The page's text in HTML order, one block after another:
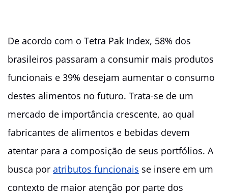
De acordo com o Tetra Pak Index, 58% dos
brasileiros passaram a consumir mais produtos
funcionais e 39% desejam aumentar o consumo
destes alimentos no futuro. Trata-se de um
mercado de importância crescente, ao qual
fabricantes de alimentos e bebidas devem
atentar para a composição de seus portfólios. A
busca por atributos funcionais se insere em um
contexto de maior atenção por parte dos